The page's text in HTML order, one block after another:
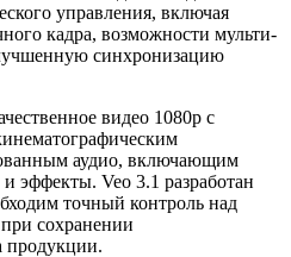
управления, включая
кадра, возможности мульти-
синхронизацию
видео 1080p с
аудио, включающим
эффекты. Veo 3.1 разработан
точный контроль над
сохранении
продукции.